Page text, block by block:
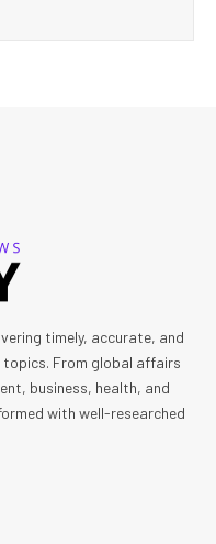
timely, accurate, and
topics. From global affairs
business, health, and
with well-researched